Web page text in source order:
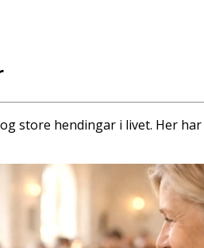
store hendingar i livet. Her